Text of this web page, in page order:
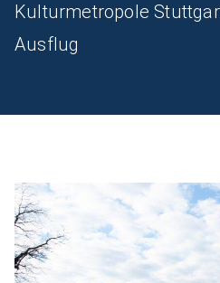
Kulturmetropole
Ausflug